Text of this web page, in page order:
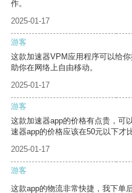
作。
2025-01-17
游客
这款加速器VPM应用程序可以给
助你在网络上自由移动。
2025-01-17
游客
这款加速器app的价格有点贵，可
速器app的价格应该在50元以下才
2025-01-17
游客
这款app的物流非常快捷，我下单